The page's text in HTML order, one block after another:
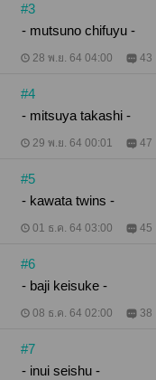
#3
- mutsuno chifuyu -
28 พ.ย. 64 04:00 43
#4
- mitsuya takashi -
29 พ.ย. 64 00:01 47
#5
- kawata twins -
01 ธ.ค. 64 03:00 45
#6
- baji keisuke -
08 ธ.ค. 64 02:00 38
#7
- inui seishu -